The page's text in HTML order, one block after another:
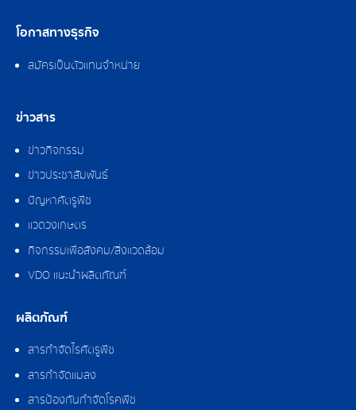
โอกาสทางธุรกิจ
สมัครเป็นตัวแทนจำหน่าย
ข่าวสาร
ข่าวกิจกรรม
ข่าวประชาสัมพันธ์
ปัญหาศัตรูพืช
แวดวงเกษตร
กิจกรรมเพื่อสังคม/สิ่งแวดล้อม
VDO แนะนำผลิตภัณฑ์
ผลิตภัณฑ์
สารกำจัดไรศัตรูพืช
สารกำจัดแมลง
สารป้องกันกำจัดโรคพืช